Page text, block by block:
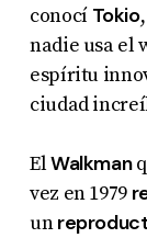
conocí Tokio
nadie usa el
espíritu
ciudad
ElWalkman
vez en 1979
un